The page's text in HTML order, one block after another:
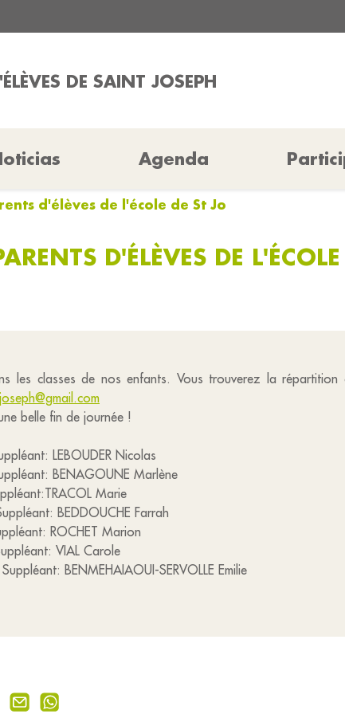
DE SAINT JOSEPH
Agenda
d'élèves de l'école de St Jo
D'ÉLÈVES DE
les classes de nos enfants. Vous trouverez la
belle fin de journée !
LEBOUDER Nicolas
BENAGOUNE Marlène
Marie
BEDDOUCHE Farrah
ROCHET Marion
VIAL Carole
BENMEHAIAOUI-SERVOLLE Emilie